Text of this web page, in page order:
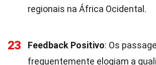
regionais na África Ocidental.
23 Feedback Positivo: Os
frequentemente elogiam a